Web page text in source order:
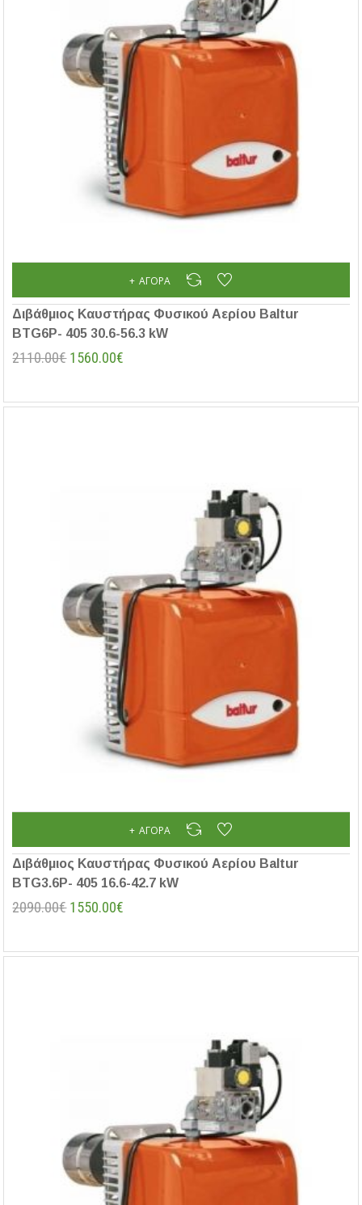
Διβάθμιος Καυστήρας Φυσικού Αερίου Baltur
BTG6P- 405 30.6-56.3 kW
2110.00€ 1560.00€
ΑΓΟΡΆ
Διβάθμιος Καυστήρας Φυσικού Αερίου Baltur
BTG3.6P- 405 16.6-42.7 kW
2090.00€ 1550.00€
ΑΓΟΡΆ